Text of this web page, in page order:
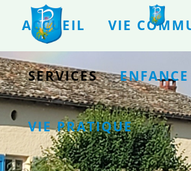
ACCUEIL VIE
SERVICES ENFANCE
VIE PRATIQUE